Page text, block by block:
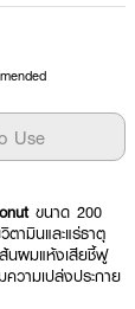
Use
ขนาด 200
ามินและแร่ธาตุ
นผมแห้งเสียชี้ฟู
วามเปล่งประกาย